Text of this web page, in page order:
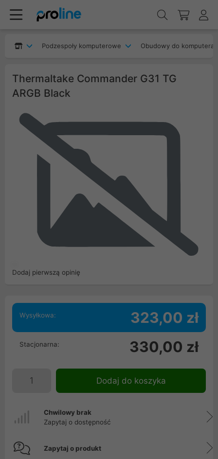
Podzespoły komputerowe Obudowy do komputera
Thermaltake Commander G31 TG
ARGB Black
Dodaj pierwszą opinię
Wysyłkowa: 323,00 zł
Stacjonarna: 330,00 zł
Dodaj do koszyka
Chwilowy brak
Zapytaj o dostępność
Zapytaj o produkt